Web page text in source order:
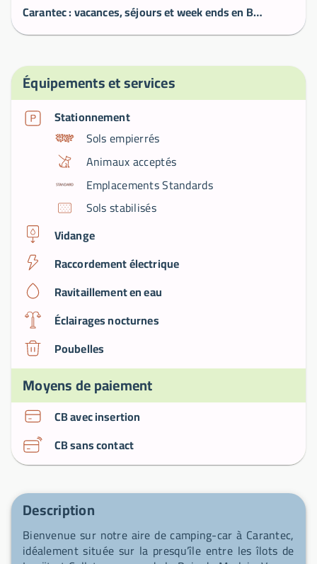
Carantec : vacances, séjours et week ends en Bretagne
Équipements et services
Stationnement
Sols empierrés
Animaux acceptés
Emplacements Standards
Sols stabilisés
Vidange
Raccordement électrique
Ravitaillement en eau
Éclairages nocturnes
Poubelles
Moyens de paiement
CB avec insertion
CB sans contact
Description
Bienvenue sur notre aire de camping-car à Carantec,
idéalement située sur la presqu’île entre les îlots de